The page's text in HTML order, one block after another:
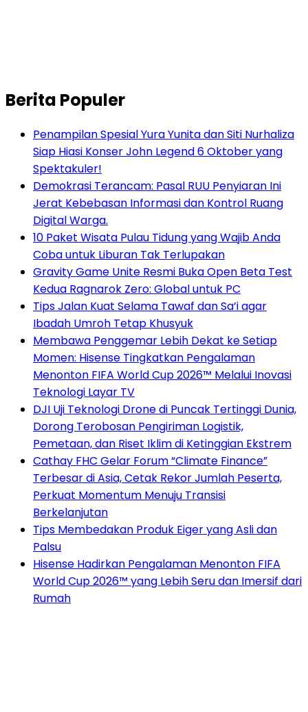
Berita Populer
Penampilan Spesial Yura Yunita dan Siti Nurhaliza
Siap Hiasi Konser John Legend 6 Oktober yang
Spektakuler!
Demokrasi Terancam: Pasal RUU Penyiaran Ini
Jerat Kebebasan Informasi dan Kontrol Ruang
Digital Warga.
10 Paket Wisata Pulau Tidung yang Wajib Anda
Coba untuk Liburan Tak Terlupakan
Gravity Game Unite Resmi Buka Open Beta Test
Kedua Ragnarok Zero: Global untuk PC
Tips Jalan Kuat Selama Tawaf dan Sa’i agar
Ibadah Umroh Tetap Khusyuk
Membawa Penggemar Lebih Dekat ke Setiap
Momen: Hisense Tingkatkan Pengalaman
Menonton FIFA World Cup 2026™ Melalui Inovasi
Teknologi Layar TV
DJI Uji Teknologi Drone di Puncak Tertinggi Dunia,
Dorong Terobosan Pengiriman Logistik,
Pemetaan, dan Riset Iklim di Ketinggian Ekstrem
Cathay FHC Gelar Forum “Climate Finance”
Terbesar di Asia, Cetak Rekor Jumlah Peserta,
Perkuat Momentum Menuju Transisi
Berkelanjutan
Tips Membedakan Produk Eiger yang Asli dan
Palsu
Hisense Hadirkan Pengalaman Menonton FIFA
World Cup 2026™ yang Lebih Seru dan Imersif dari
Rumah